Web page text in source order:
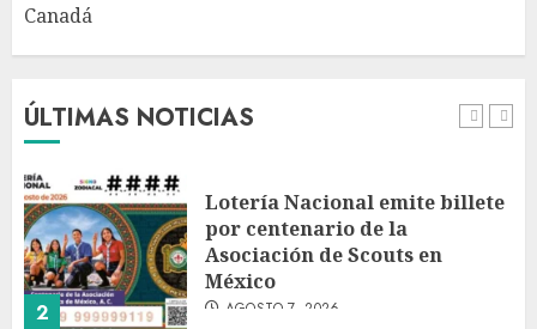
Canadá
ÚLTIMAS NOTICIAS
1
fondos estrella de Wall Street
2
Lotería Nacional emite billete
por centenario de la
Asociación de Scouts en
México
AGOSTO 7, 2026